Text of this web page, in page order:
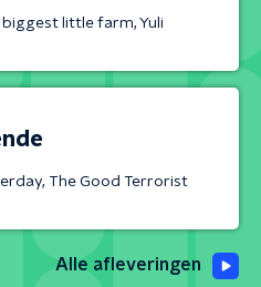
biggest little farm, Yuli
The Good Terrorist
Alle afleveringen